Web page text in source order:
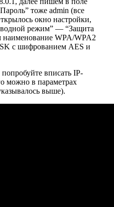
тоже admin (все
окно настройки,
режим” — “Защита
WPA/WPA2
с шифрованием AES и
вписать IP-
можно в параметрах
выше).